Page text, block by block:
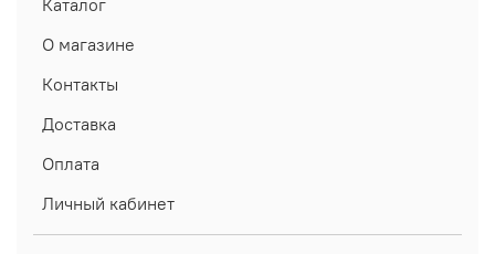
Каталог
О магазине
Контакты
Доставка
Оплата
Личный кабинет